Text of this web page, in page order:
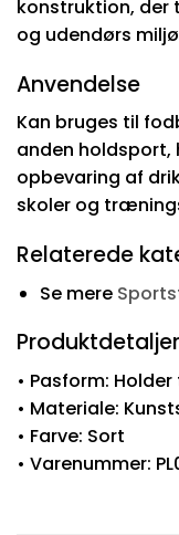
konstruktion, der
og udendørs
Anvendelse
Kan bruges til
anden holdsport,
opbevaring af
skoler og
Relaterede
Se mere
Produktdetaljer
• Pasform:
• Materiale:
• Farve: Sort
• Varenummer: